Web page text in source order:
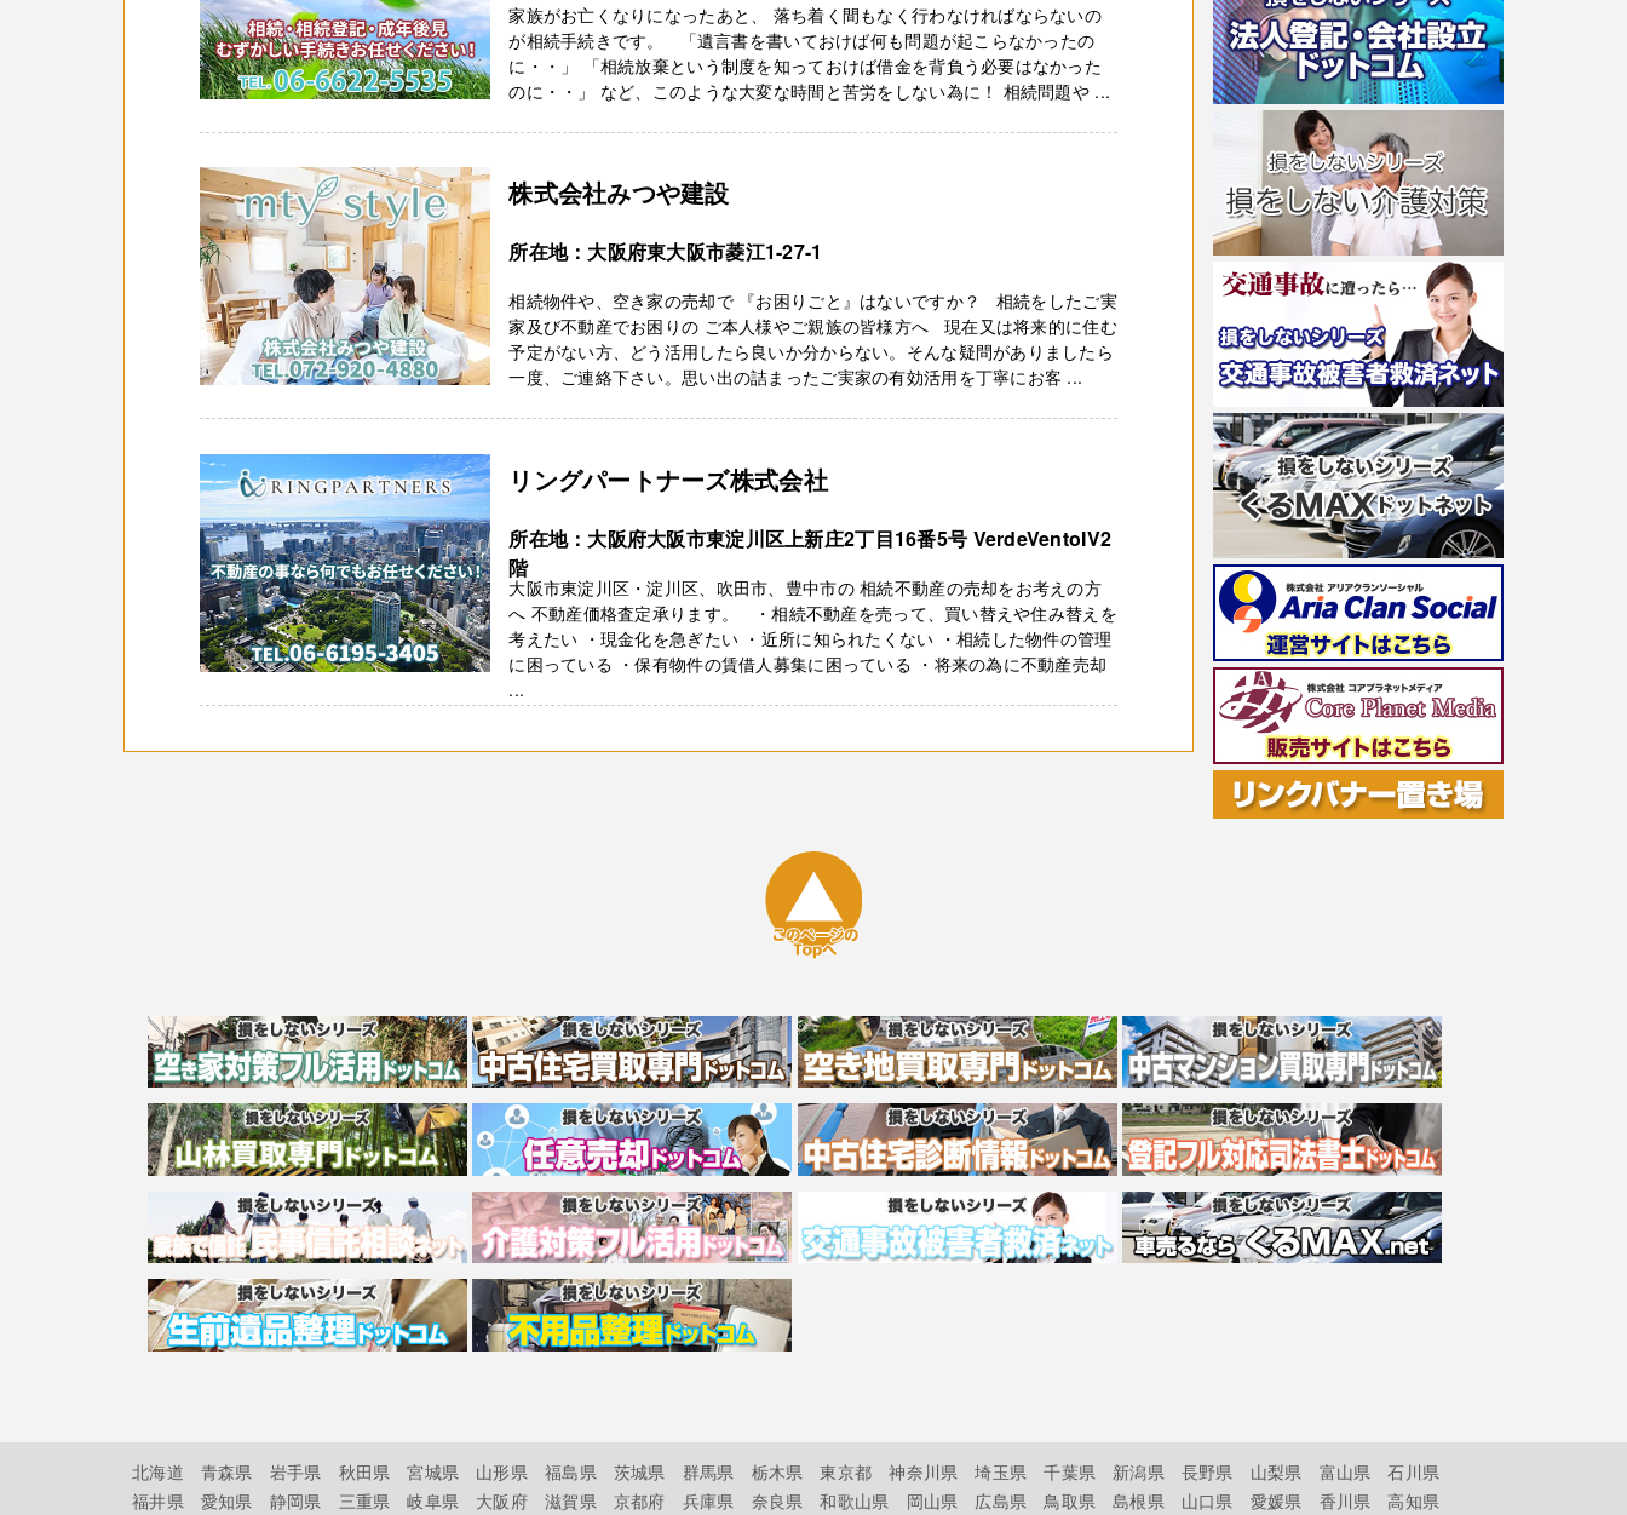
家族がお亡くなりになったあと、 落ち着く間もなく行わなければならないの
が相続手続きです。 「遺言書を書いておけば何も問題が起こらなかったの
に・・」 「相続放棄という制度を知っておけば借金を背負う必要はなかった
のに・・」 など、このような大変な時間と苦労をしない為に！ 相続問題や ...
株式会社みつや建設
所在地：大阪府東大阪市菱江1-27-1
相続物件や、空き家の売却で 『お困りごと』はないですか？ 相続をしたご実
家及び不動産でお困りの ご本人様やご親族の皆様方へ 現在又は将来的に住む
予定がない方、どう活用したら良いか分からない。そんな疑問がありましたら
一度、ご連絡下さい。思い出の詰まったご実家の有効活用を丁寧にお客 ...
リングパートナーズ株式会社
所在地：大阪府大阪市東淀川区上新庄2丁目16番5号 VerdeVentoIV2
階
大阪市東淀川区・淀川区、吹田市、豊中市の 相続不動産の売却をお考えの方
へ 不動産価格査定承ります。 ・相続不動産を売って、買い替えや住み替えを
考えたい ・現金化を急ぎたい ・近所に知られたくない ・相続した物件の管理
に困っている ・保有物件の賃借人募集に困っている ・将来の為に不動産売却
...
北海道 青森県 岩手県 秋田県 宮城県 山形県 福島県 茨城県 群馬県 栃木県 東京都 神奈川県 埼玉県 千葉県 新潟県 長野県 山梨県 富山県
石川県
福井県
愛知県 静岡県 三重県 岐阜県 大阪府 滋賀県 京都府 兵庫県 奈良県 和歌山県 岡山県 広島県 鳥取県 島根県 山口県 愛媛県 香川県 高知県